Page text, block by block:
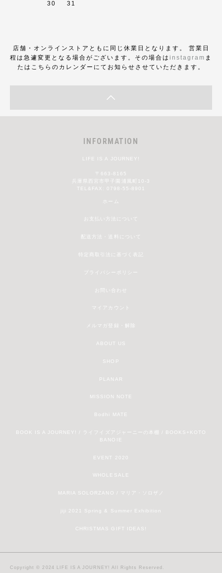
30 31
店舗・オンラインストアともに同じ休業日となります。 営業日
程は急遽変更となる場合がございます。その場合は instagram ま
たはこちらのカレンダーにてお知らせさせていただきます。
INFORMATION
LIFE IS A JOURNEY!
〒663-8165
兵庫県西宮市甲子園浦風町10-3
TEL&FAX: 0798-55-8901
ホーム
お支払い方法について
配送方法・送料について
特定商取引法に基づく表記
プライバシーポリシー
お問い合わせ
マイアカウント
メルマガ登録・解除
ABOUT US
SHOP
PLANAR
MISSION NOTE
Bodhi MATE
BOOK IS A JOURNEY! / ライフイズアジャーニーの本棚 / BOOKS+KOTO
BANOIE
EVENT 2020
WHOLESALE
MARIA SOLORZANO / マリア・ソロザノ
jiji 2021 Spring & Summer Exhibition
CHRISTMAS GIFT IDEAS!
Copyright © 2024 LIFE IS A JOURNEY! All Rights Reserved.